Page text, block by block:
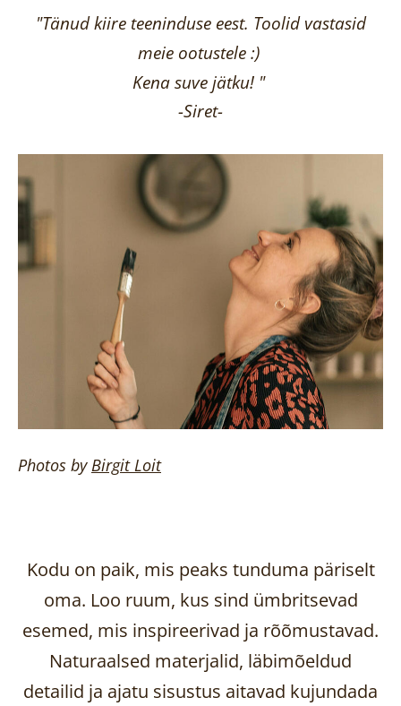
"Tänud kiire teeninduse eest. Toolid vastasid
meie ootustele :)
Kena suve jätku! "
-Siret-
Photos byBirgitLoit
Kodu on paik, mis peaks tunduma päriselt
oma. Loo ruum, kus sind ümbritsevad
esemed, mis inspireerivad ja rõõmustavad.
Naturaalsed materjalid, läbimõeldud
detailid ja ajatu sisustus aitavad kujundada